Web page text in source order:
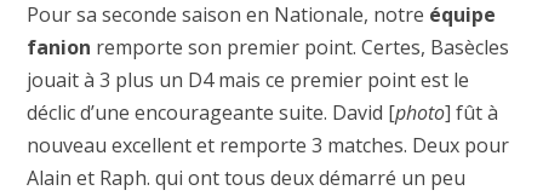
Pour sa seconde saison en Nationale, notre équipe
fanion remporte son premier point. Certes, Basècles
jouait à 3 plus un D4 mais ce premier point est le
déclic d’une encourageante suite. David [photo] fût à
nouveau excellent et remporte 3 matches. Deux pour
Alain et Raph. qui ont tous deux démarré un peu